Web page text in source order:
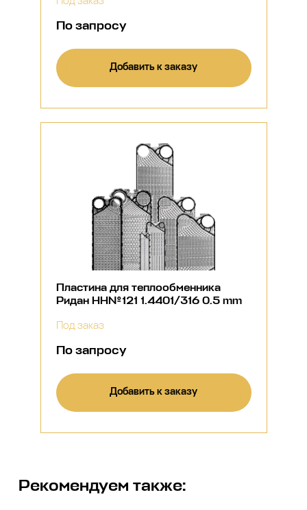
По запросу
Добавить к заказу
Пластина для теплообменника
Ридан НН№121 1.4401/316 0.5 mm
Под заказ
По запросу
Добавить к заказу
Рекомендуем также: